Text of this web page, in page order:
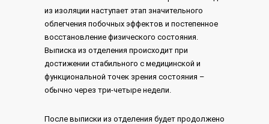
из изоляции наступает этап значительного
облегчения побочных эффектов и постепенное
восстановление физического состояния.
Выписка из отделения происходит при
достижении стабильного с медицинской и
функциональной точек зрения состояния –
обычно через три-четыре недели.
После выписки из отделения будет продолжено